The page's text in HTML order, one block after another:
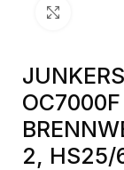
2, HS25/